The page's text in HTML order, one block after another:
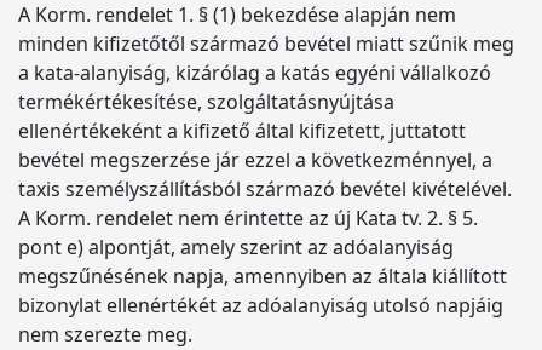
A Korm. rendelet 1. § (1) bekezdése alapján nem
minden kifizetőtől származó bevétel miatt szűnik meg
a kata-alanyiság, kizárólag a katás egyéni vállalkozó
termékértékesítése, szolgáltatásnyújtása
ellenértékeként a kifizető által kifizetett, juttatott
bevétel megszerzése jár ezzel a következménnyel, a
taxis személyszállításból származó bevétel kivételével.
A Korm. rendelet nem érintette az új Kata tv. 2. § 5.
pont e) alpontját, amely szerint az adóalanyiság
megszűnésének napja, amennyiben az általa kiállított
bizonylat ellenértékét az adóalanyiság utolsó napjáig
nem szerezte meg.